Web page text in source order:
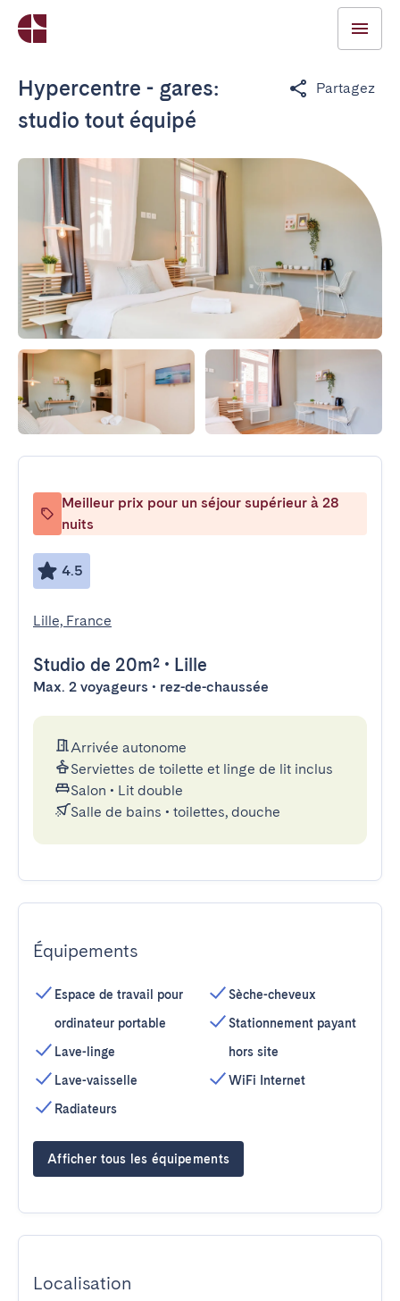
Hypercentre - gares:
studio tout équipé
Partagez
Meilleur prix pour un séjour supérieur à 28
nuits
4.5
Lille, France
Studio de 20m² • Lille
Max. 2 voyageurs • rez-de-chaussée
Arrivée autonome
Serviettes de toilette et linge de lit inclus
Salon • Lit double
Salle de bains • toilettes, douche
Équipements
Espace de travail pour
ordinateur portable
Lave-linge
Lave-vaisselle
Radiateurs
Sèche-cheveux
Stationnement payant
hors site
WiFi Internet
Afficher tous les équipements
Localisation